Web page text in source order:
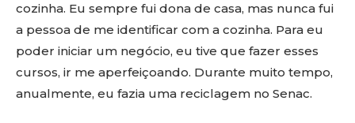
cozinha. Eu sempre fui dona de casa, mas nunca fui
a pessoa de me identificar com a cozinha. Para eu
poder iniciar um negócio, eu tive que fazer esses
cursos, ir me aperfeiçoando. Durante muito tempo,
anualmente, eu fazia uma reciclagem no Senac.